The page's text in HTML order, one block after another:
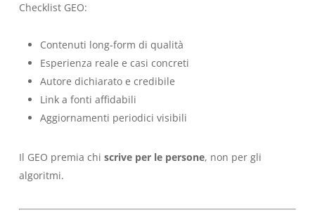
Checklist GEO:
Contenuti long-form di qualità
Esperienza reale e casi concreti
Autore dichiarato e credibile
Link a fonti affidabili
Aggiornamenti periodici visibili
Il GEO premia chi scrive per le persone, non per gli
algoritmi.